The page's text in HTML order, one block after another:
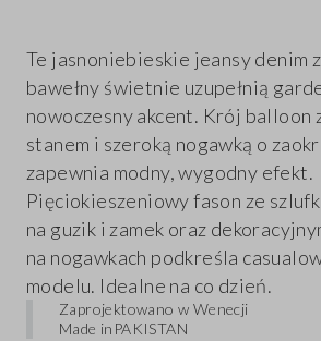
Te jasnoniebieskie jeansy denim
bawełny świetnie uzupełnią
nowoczesny akcent. Krój balloon
stanem i szeroką nogawką o
zapewnia modny, wygodny efekt.
Pięciokieszeniowy fason ze
na guzik i zamek oraz
na nogawkach podkreśla
modelu. Idealne na co dzień.
Zaprojektowano w Wenecji
Made in PAKISTAN